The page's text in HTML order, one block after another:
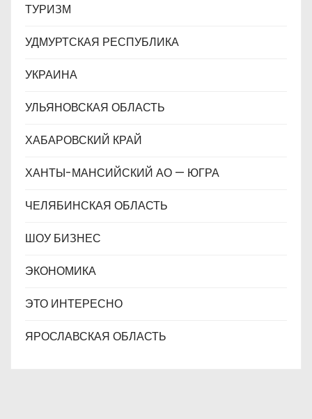
ТУРИЗМ
УДМУРТСКАЯ РЕСПУБЛИКА
УКРАИНА
УЛЬЯНОВСКАЯ ОБЛАСТЬ
ХАБАРОВСКИЙ КРАЙ
ХАНТЫ-МАНСИЙСКИЙ АО — ЮГРА
ЧЕЛЯБИНСКАЯ ОБЛАСТЬ
ШОУ БИЗНЕС
ЭКОНОМИКА
ЭТО ИНТЕРЕСНО
ЯРОСЛАВСКАЯ ОБЛАСТЬ